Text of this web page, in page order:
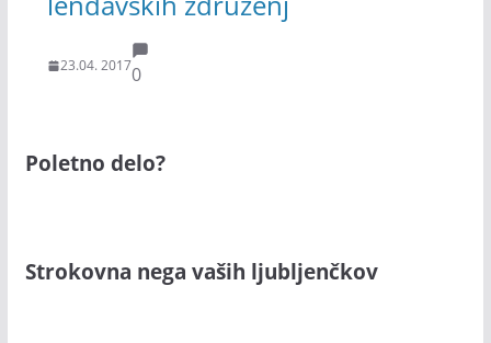
23.04. 20170
Poletno delo?
Strokovna nega vaših ljubljenčkov